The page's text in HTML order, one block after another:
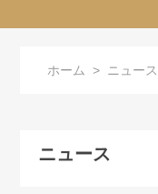
ホーム > ニュース
ニュース